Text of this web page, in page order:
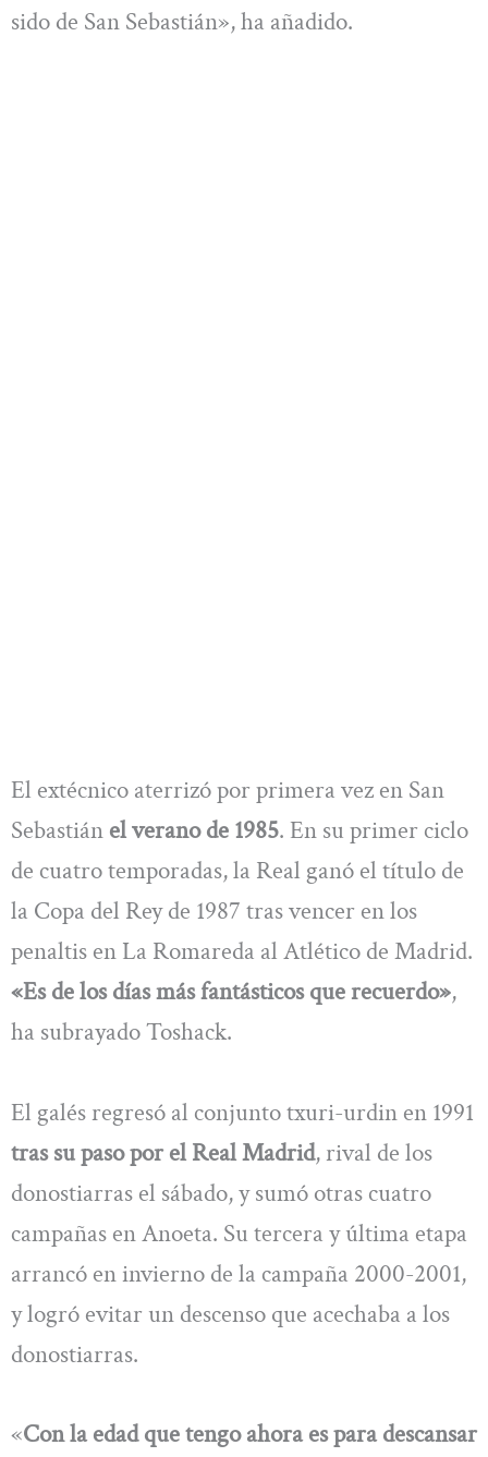
sido de San Sebastián», ha añadido.
El extécnico aterrizó por primera vez en San
Sebastián el verano de 1985. En su primer ciclo
de cuatro temporadas, la Real ganó el título de
la Copa del Rey de 1987 tras vencer en los
penaltis en La Romareda al Atlético de Madrid.
«Es de los días más fantásticos que recuerdo»,
ha subrayado Toshack.
El galés regresó al conjunto txuri-urdin en 1991
tras su paso por el Real Madrid, rival de los
donostiarras el sábado, y sumó otras cuatro
campañas en Anoeta. Su tercera y última etapa
arrancó en invierno de la campaña 2000-2001,
y logró evitar un descenso que acechaba a los
donostiarras.
«Con la edad que tengo ahora es para descansar